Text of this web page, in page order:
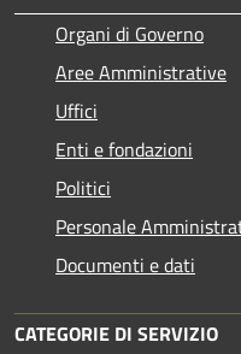
Organi di Governo
Aree Amministrative
Uffici
Enti e fondazioni
Politici
Personale
Documenti e dati
CATEGORIE DI SERVIZIO